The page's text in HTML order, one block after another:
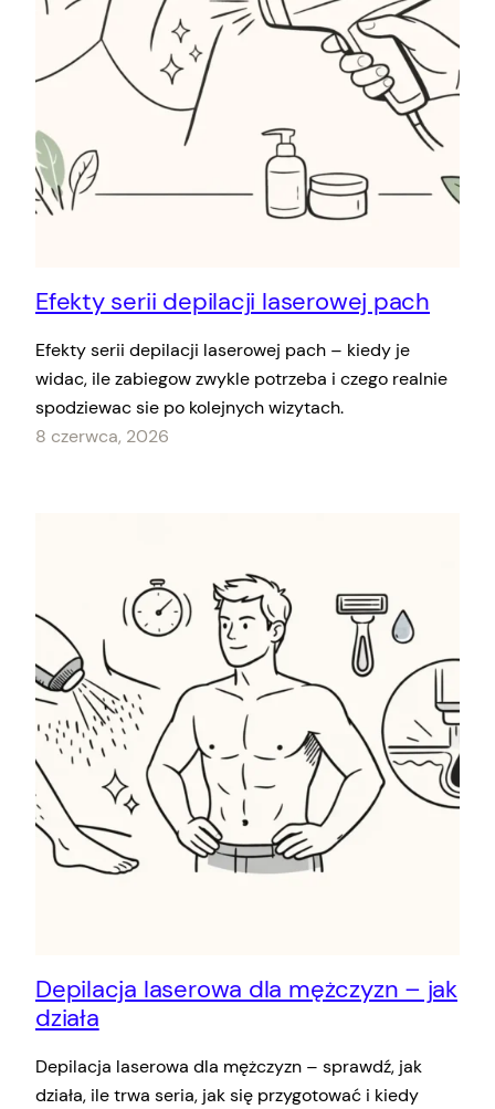
Efekty serii depilacji laserowej pach
Efekty serii depilacji laserowej pach – kiedy je
widac, ile zabiegow zwykle potrzeba i czego realnie
spodziewac sie po kolejnych wizytach.
8 czerwca, 2026
Depilacja laserowa dla mężczyzn – jak
działa
Depilacja laserowa dla mężczyzn – sprawdź, jak
działa, ile trwa seria, jak się przygotować i kiedy